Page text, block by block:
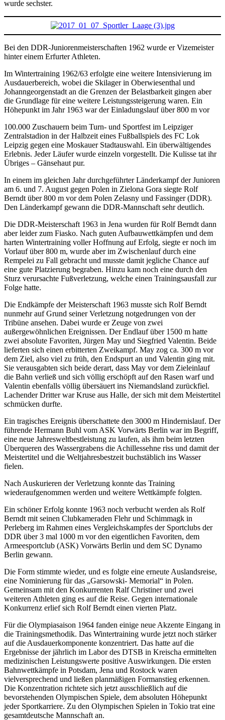
wurde sechster.
Bei den DDR-Juniorenmeisterschaften 1962 wurde er Vizemeister
hinter einem Erfurter Athleten.
Im Wintertraining 1962/63 erfolgte eine weitere Intensivierung im
Ausdauerbereich, wobei die Skilager in Oberwiesenthal und
Johanngeorgenstadt an die Grenzen der Belastbarkeit gingen aber
die Grundlage für eine weitere Leistungssteigerung waren. Ein
Höhepunkt im Jahr 1963 war der Einladungslauf über 800 m vor
100.000 Zuschauern beim Turn- und Sportfest im Leipziger
Zentralstadion in der Halbzeit eines Fußballspiels des FC Lok
Leipzig gegen eine Moskauer Stadtauswahl. Ein überwältigendes
Erlebnis. Jeder Läufer wurde einzeln vorgestellt. Die Kulisse tat ihr
Übriges – Gänsehaut pur.
In einem im gleichen Jahr durchgeführter Länderkampf der Junioren
am 6. und 7. August gegen Polen in Zielona Gora siegte Rolf
Berndt über 800 m vor dem Polen Zelasny und Fassinger (DDR).
Den Länderkampf gewann die DDR-Mannschaft sehr deutlich.
Die DDR-Meisterschaft 1963 in Jena wurden für Rolf Berndt dann
aber leider zum Fiasko. Nach guten Aufbauwettkämpfen und dem
harten Wintertraining voller Hoffnung auf Erfolg, siegte er noch im
Vorlauf über 800 m, wurde aber im Zwischenlauf durch eine
Rempelei zu Fall gebracht und musste damit jegliche Chance auf
eine gute Platzierung begraben. Hinzu kam noch eine durch den
Sturz verursachte Fußverletzung, welche einen Trainingsausfall zur
Folge hatte.
Die Endkämpfe der Meisterschaft 1963 musste sich Rolf Berndt
nunmehr auf Grund seiner Verletzung notgedrungen von der
Tribüne ansehen. Dabei wurde er Zeuge von zwei
außergewöhnlichen Ereignissen. Der Endlauf über 1500 m hatte
zwei absolute Favoriten, Jürgen May und Siegfried Valentin. Beide
lieferten sich einen erbitterten Zweikampf. May zog ca. 300 m vor
dem Ziel, also viel zu früh, den Endspurt an und Valentin ging mit.
Sie verausgabten sich beide derart, dass May vor dem Zieleinlauf
die Bahn verließ und sich völlig erschöpft auf den Rasen warf und
Valentin ebenfalls völlig übersäuert ins Niemandsland zurückfiel.
Lachender Dritter war Kruse aus Halle, der sich mit dem Meistertitel
schmücken durfte.
Ein tragisches Ereignis überschattete den 3000 m Hindernislauf. Der
führende Hermann Buhl vom ASK Vorwärts Berlin war im Begriff,
eine neue Jahresweltbestleistung zu laufen, als ihm beim letzten
Überqueren des Wassergrabens die Achillessehne riss und damit der
Meistertitel und die Weltjahresbestzeit buchstäblich ins Wasser
fielen.
Nach Auskurieren der Verletzung konnte das Training
wiederaufgenommen werden und weitere Wettkämpfe folgten.
Ein schöner Erfolg konnte 1963 noch verbucht werden als Rolf
Berndt mit seinen Clubkameraden Flehr und Schimmagk in
Perleberg im Rahmen eines Vergleichskampfes der Sportclubs der
DDR über 3 mal 1000 m vor den eigentlichen Favoriten, dem
Armeesportclub (ASK) Vorwärts Berlin und dem SC Dynamo
Berlin gewann.
Die Form stimmte wieder, und es folgte eine erneute Auslandsreise,
eine Nominierung für das „Garsowski- Memorial“ in Polen.
Gemeinsam mit den Konkurrenten Ralf Christiner und zwei
weiteren Athleten ging es auf die Reise. Gegen internationale
Konkurrenz erlief sich Rolf Berndt einen vierten Platz.
Für die Olympiasaison 1964 fanden einige neue Akzente Eingang in
die Trainingsmethodik. Das Wintertraining wurde jetzt noch stärker
auf die Ausdauerkomponente konzentriert. Das hatte auf die
Ergebnisse der jährlich im Labor des DTSB in Kreischa ermittelten
medizinischen Leistungswerte positive Auswirkungen. Die ersten
Bahnwettkämpfe in Potsdam, Jena und Rostock waren
vielversprechend und ließen planmäßigen Formanstieg erkennen.
Die Konzentration richtete sich jetzt ausschließlich auf die
bevorstehenden Olympischen Spiele, dem absoluten Höhepunkt
jeder Sportkarriere. Zu den Olympischen Spielen in Tokio trat eine
gesamtdeutsche Mannschaft an.